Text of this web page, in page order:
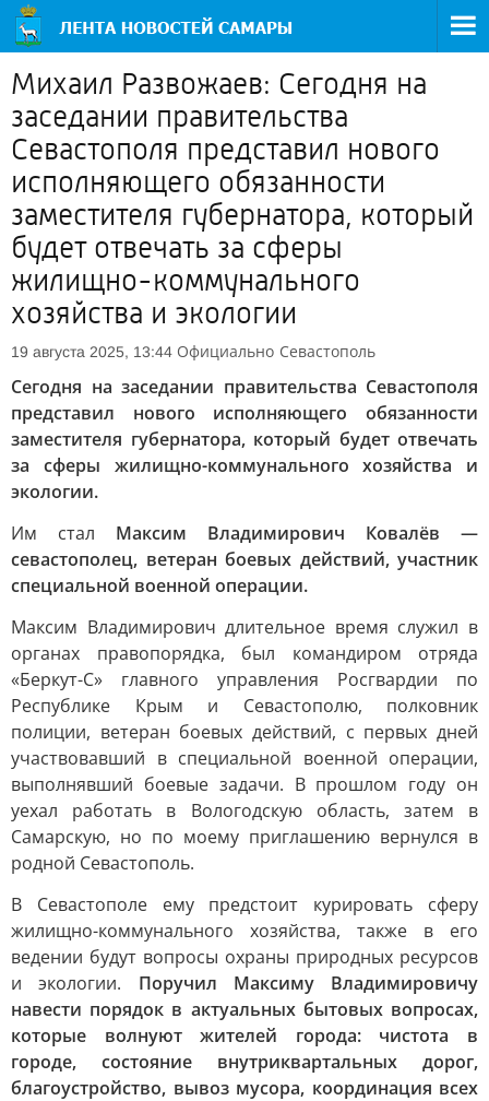
Михаил Развожаев: Сегодня на
заседании правительства
Севастополя представил нового
исполняющего обязанности
заместителя губернатора, который
будет отвечать за сферы
жилищно-коммунального
хозяйства и экологии
19 августа 2025, 13:44 Официально Севастополь
Сегодня на заседании правительства Севастополя
представил нового исполняющего обязанности
заместителя губернатора, который будет отвечать
за сферы жилищно-коммунального хозяйства и
экологии.
Им стал Максим Владимирович Ковалёв —
севастополец, ветеран боевых действий, участник
специальной военной операции.
Максим Владимирович длительное время служил в
органах правопорядка, был командиром отряда
«Беркут-С» главного управления Росгвардии по
Республике Крым и Севастополю, полковник
полиции, ветеран боевых действий, с первых дней
участвовавший в специальной военной операции,
выполнявший боевые задачи. В прошлом году он
уехал работать в Вологодскую область, затем в
Самарскую, но по моему приглашению вернулся в
родной Севастополь.
В Севастополе ему предстоит курировать сферу
жилищно-коммунального хозяйства, также в его
ведении будут вопросы охраны природных ресурсов
и экологии. Поручил Максиму Владимировичу
навести порядок в актуальных бытовых вопросах,
которые волнуют жителей города: чистота в
городе, состояние внутриквартальных дорог,
благоустройство, вывоз мусора, координация всех